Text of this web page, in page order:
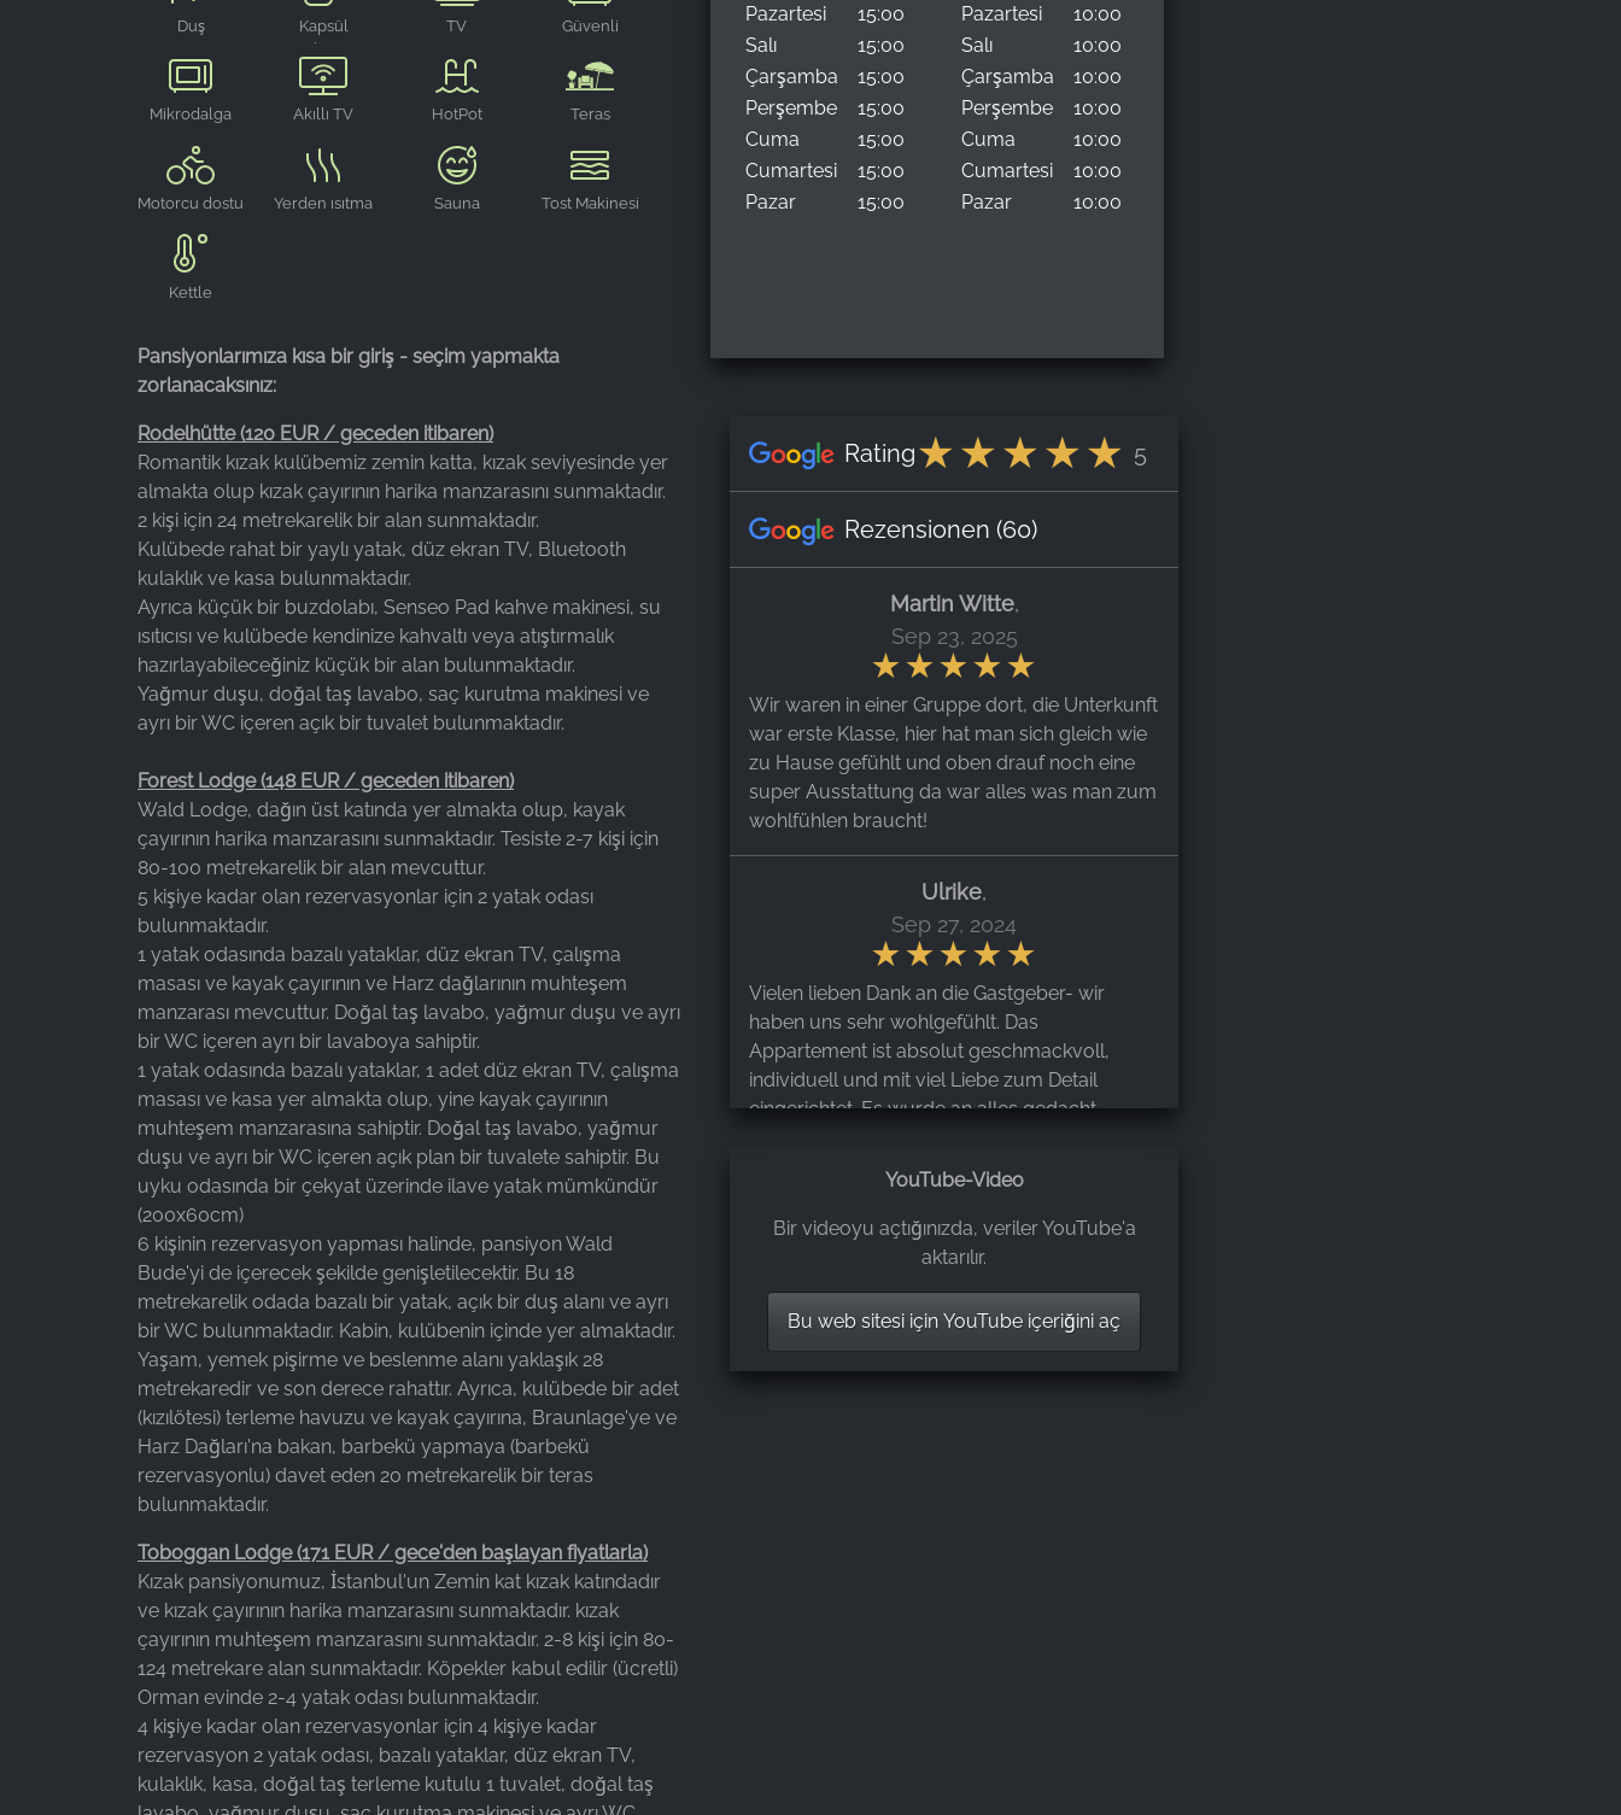
Duş
Kapsül
makinesi
TV Güvenli
Mikrodalga Akıllı TV HotPot Teras
Motorcu dostu Yerden ısıtma Sauna Tost Makinesi
Kettle
Pansiyonlarımıza kısa bir giriş - seçim yapmakta
zorlanacaksınız:
Rodelhütte (120 EUR / geceden itibaren)
Romantik kızak kulübemiz zemin katta, kızak seviyesinde yer
almakta olup kızak çayırının harika manzarasını sunmaktadır.
2 kişi için 24 metrekarelik bir alan sunmaktadır.
Kulübede rahat bir yaylı yatak, düz ekran TV, Bluetooth
kulaklık ve kasa bulunmaktadır.
Ayrıca küçük bir buzdolabı, Senseo Pad kahve makinesi, su
ısıtıcısı ve kulübede kendinize kahvaltı veya atıştırmalık
hazırlayabileceğiniz küçük bir alan bulunmaktadır.
Yağmur duşu, doğal taş lavabo, saç kurutma makinesi ve
ayrı bir WC içeren açık bir tuvalet bulunmaktadır.
Forest Lodge (148 EUR / geceden itibaren)
Wald Lodge, dağın üst katında yer almakta olup, kayak
çayırının harika manzarasını sunmaktadır. Tesiste 2-7 kişi için
80-100 metrekarelik bir alan mevcuttur.
5 kişiye kadar olan rezervasyonlar için 2 yatak odası
bulunmaktadır.
1 yatak odasında bazalı yataklar, düz ekran TV, çalışma
masası ve kayak çayırının ve Harz dağlarının muhteşem
manzarası mevcuttur. Doğal taş lavabo, yağmur duşu ve ayrı
bir WC içeren ayrı bir lavaboya sahiptir.
1 yatak odasında bazalı yataklar, 1 adet düz ekran TV, çalışma
masası ve kasa yer almakta olup, yine kayak çayırının
muhteşem manzarasına sahiptir. Doğal taş lavabo, yağmur
duşu ve ayrı bir WC içeren açık plan bir tuvalete sahiptir. Bu
uyku odasında bir çekyat üzerinde ilave yatak mümkündür
(200x60cm)
6 kişinin rezervasyon yapması halinde, pansiyon Wald
Bude'yi de içerecek şekilde genişletilecektir. Bu 18
metrekarelik odada bazalı bir yatak, açık bir duş alanı ve ayrı
bir WC bulunmaktadır. Kabin, kulübenin içinde yer almaktadır.
Yaşam, yemek pişirme ve beslenme alanı yaklaşık 28
metrekaredir ve son derece rahattır. Ayrıca, kulübede bir adet
(kızılötesi) terleme havuzu ve kayak çayırına, Braunlage'ye ve
Harz Dağları'na bakan, barbekü yapmaya (barbekü
rezervasyonlu) davet eden 20 metrekarelik bir teras
bulunmaktadır.
Toboggan Lodge (171 EUR / gece'den başlayan fiyatlarla)
Kızak pansiyonumuz, İstanbul'un Zemin kat kızak katındadır
ve kızak çayırının harika manzarasını sunmaktadır. kızak
çayırının muhteşem manzarasını sunmaktadır. 2-8 kişi için 80-
124 metrekare alan sunmaktadır. Köpekler kabul edilir (ücretli)
Orman evinde 2-4 yatak odası bulunmaktadır.
4 kişiye kadar olan rezervasyonlar için 4 kişiye kadar
rezervasyon 2 yatak odası, bazalı yataklar, düz ekran TV,
kulaklık, kasa, doğal taş terleme kutulu 1 tuvalet, doğal taş
Pazartesi
15:00
Salı
15:00
Çarşamba
15:00
Perşembe
15:00
Cuma
15:00
Cumartesi
15:00
Pazar
15:00
Pazartesi
10:00
Salı
10:00
Çarşamba
10:00
Perşembe
10:00
Cuma
10:00
Cumartesi
10:00
Pazar
10:00
Rating 5
Rezensionen (60)
Martin Witte,
Sep 23, 2025
Wir waren in einer Gruppe dort, die Unterkunft
war erste Klasse, hier hat man sich gleich wie
zu Hause gefühlt und oben drauf noch eine
super Ausstattung da war alles was man zum
wohlfühlen braucht!
Ulrike,
Sep 27, 2024
Vielen lieben Dank an die Gastgeber- wir
haben uns sehr wohlgefühlt. Das
Appartement ist absolut geschmackvoll,
individuell und mit viel Liebe zum Detail
eingerichtet. Es wurde an alles gedacht-
eine frische Hortensie.....eine eigene
Baukastenprinzip" buchbar. In der Küche war
alles vorhanden-auch an Kleinigkeiten wie
erwähnen sind noch die sehr "Rücken-
freundlichen" Matratzen. Wir kommen sicher
wieder!
YouTube-Video
Bir videoyu açtığınızda, veriler YouTube'a
aktarılır.
Bu web sitesi için YouTube içeriğini aç